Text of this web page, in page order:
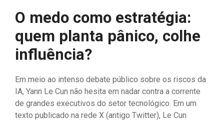
O medo como estratégia:
quem planta pânico, colhe
influência?
Em meio ao intenso debate público sobre os riscos da
IA, Yann Le Cun não hesita em nadar contra a corrente
de grandes executivos do setor tecnológico. Em um
texto publicado na rede X (antigo Twitter), Le Cun